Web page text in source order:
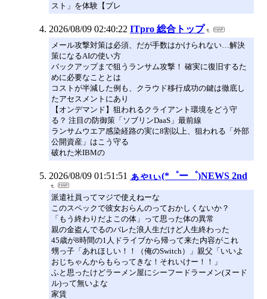
スト」を体験【プレ
2026/08/09 02:40:22 ITpro 総合トップ
メール攻撃対策は必須、だが手数はかけられない…解決
策になるAIの使い方
バックアップまで狙うランサム攻撃！ 確実に復旧するた
めに必要なこととは
コストが半減した例も、クラウド移行成功の鍵は徹底し
たアセスメントにあり
【オンデマンド】狙われるクライアント環境をどう守
る？ 注目の防御策「ソブリンDaaS」最前線
ランサムウエア感染経路の実に8割以上、狙われる「外部
公開資産」はこう守る
破れた米IBMの
2026/08/09 01:51:51 ぁゃιぃ(*゜ー゜)NEWS 2nd
派遣社員ってマジで使えねーな
このスペックで彼女おらんのっておかしくないか？
「もう終わりだよこの体」って思った体の異常
親の金盗んでるのバレた浪人生だけど人生終わった
45歳が8時間の1人ドライブから帰って来た内容がこれ
甥っ子「あれほしい！！（俺のSwitch）」親父「いいよ
おじちゃんからもらってきな！それいけー！！」
ふと思ったけどラーメン屋にシーフードラーメン(ヌード
ル)って無いよな
家賃